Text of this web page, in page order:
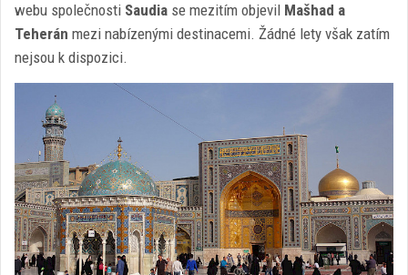
webu společnosti Saudia se mezitím objevil Mašhad a
Teherán mezi nabízenými destinacemi. Žádné lety však zatím
nejsou k dispozici.